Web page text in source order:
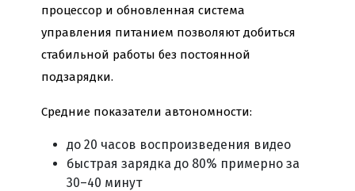
процессор и обновленная система
управления питанием позволяют добиться
стабильной работы без постоянной
подзарядки.
Средние показатели автономности:
до 20 часов воспроизведения видео
быстрая зарядка до 80% примерно за
30–40 минут